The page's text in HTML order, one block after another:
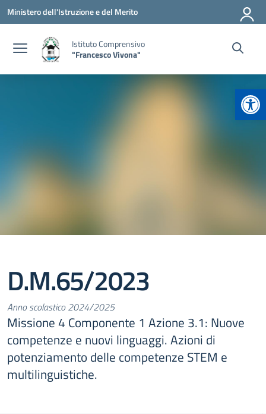
Vai ai contenuti
Vai al menu di navigazione
Vai al footer
Ministero dell'Istruzione e del Merito
Istituto Comprensivo
"Francesco Vivona"
D.M.65/2023
Anno scolastico 2024/2025
Missione 4 Componente 1 Azione 3.1: Nuove
competenze e nuovi linguaggi. Azioni di
potenziamento delle competenze STEM e
multilinguistiche.